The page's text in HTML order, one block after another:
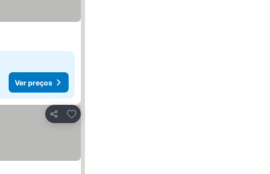
Ver preços
Partilhar
Adicionar aos favoritos